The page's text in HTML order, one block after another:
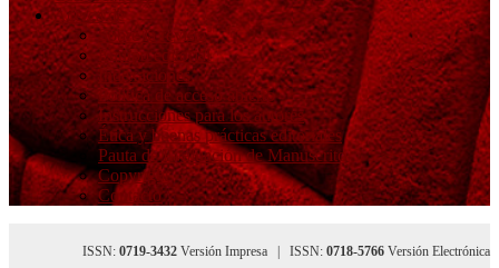
Acerca de
Sobre la revista
Equipo editorial
Indexaciones
Política de acceso abierto
Instrucciones para los autores
Ética y buenas prácticas editoriales
Pauta de Evaluación de Manuscrito
Copyright
Contacto
ISSN: 0719-3432 Versión Impresa | ISSN: 0718-5766 Versión Electrónica